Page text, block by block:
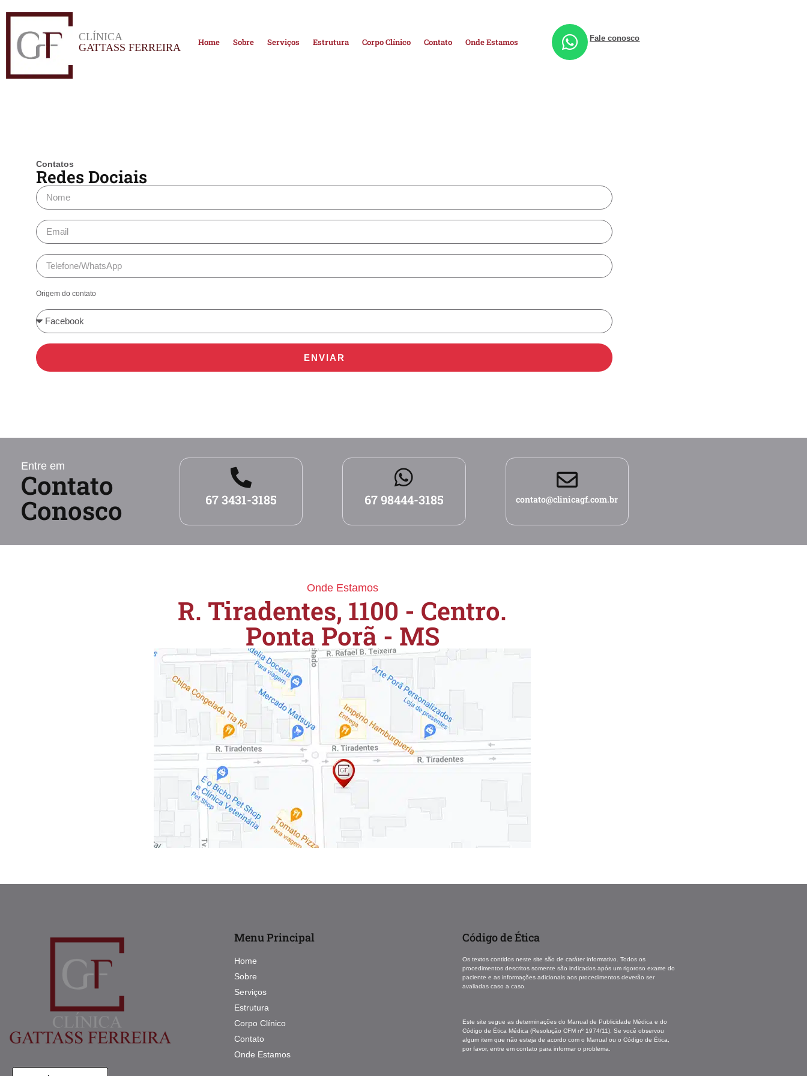
CLÍNICA
GATTASS FERREIRA
Home Sobre Serviços Estrutura Corpo Clínico Contato Onde Estamos Fale conosco
Contatos
Redes Dociais
Origem do contato
ENVIAR
Entre em
Contato
Conosco 67 3431-3185 67 98444-3185 contato@clinicagf.com.br
Onde Estamos
R. Tiradentes, 1100 - Centro.
Ponta Porã - MS
Menu Principal
Home
Sobre
Serviços
Estrutura
Corpo Clínico
Contato
Onde Estamos
Código de Ética
Os textos contidos neste site são de caráter informativo. Todos os
procedimentos descritos somente são indicados após um rigoroso exame do
paciente e as informações adicionais aos procedimentos deverão ser
avaliadas caso a caso.
Este site segue as determinações do Manual de Publicidade Médica e do
Código de Ética Médica (Resolução CFM nº 1974/11). Se você observou
algum item que não esteja de acordo com o Manual ou o Código de Ética,
por favor, entre em contato para informar o problema.